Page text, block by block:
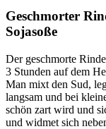
Geschmorter
Sojasoße
Der geschmorte
3 Stunden auf dem
Man mixt den Sud,
langsam und bei
schön zart wird und
und widmet sich